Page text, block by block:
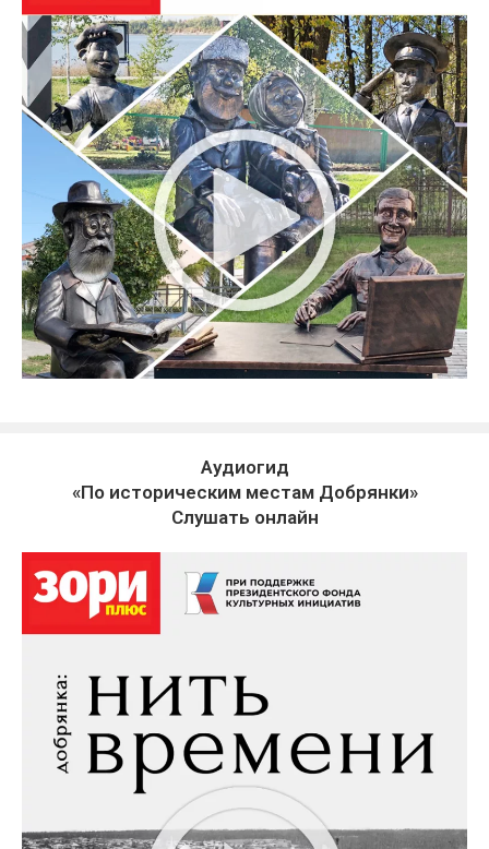
Аудиогид
«По историческим местам Добрянки»
Слушать онлайн